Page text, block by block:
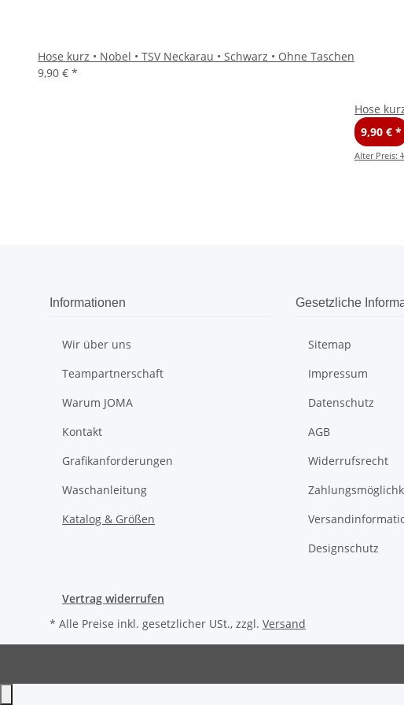
Hose kurz • Nobel • TSV Neckarau • Schwarz • Ohne Taschen
9,90 € *
Hose
9,90 € *
Alter Preis:
Informationen
Katalog & Größen
Wir über uns
Teampartnerschaft
Warum JOMA
Kontakt
Grafikanforderungen
Waschanleitung
Gesetzliche
Sitemap
Impressum
Datenschutz
AGB
Widerrufsrecht
Designschutz
Vertrag widerrufen
* Alle Preise inkl. gesetzlicher USt., zzgl. Versand